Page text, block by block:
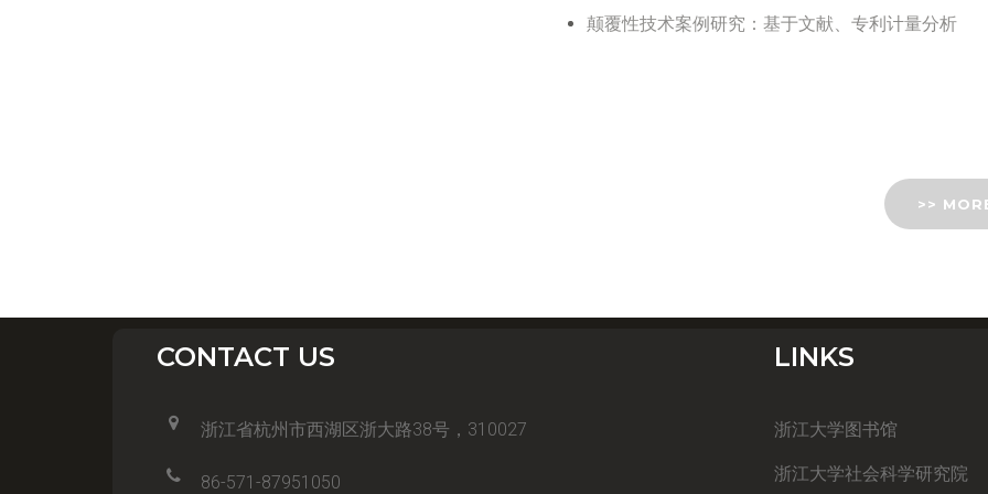
颠覆性技术案例研究：基于文献、专利计量分析
>>
CONTACT US
浙江省杭州市西湖区浙大路38号，310027
86-571-87951050
LINKS
浙江大学图书馆
浙江大学社会科学研究院